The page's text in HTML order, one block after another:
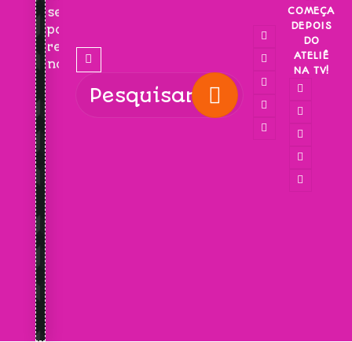
se
para
receber
novidades!
COMEÇA
DEPOIS
DO
ATELIÊ
NA TV!